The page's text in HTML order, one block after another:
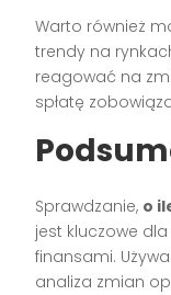
Warto również
trendy na
reagować na
spłatę
Sprawdzanie, o
jest kluczowe
finansami.
analiza zmian